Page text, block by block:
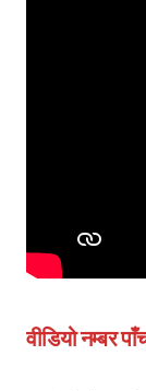
वीडियो नम्बर